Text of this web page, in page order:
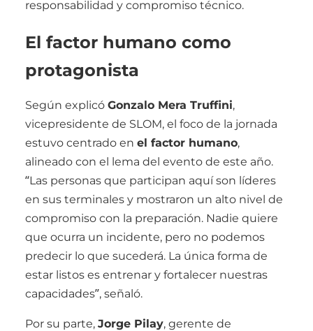
responsabilidad y compromiso técnico.
El factor humano como
protagonista
Según explicó Gonzalo Mera Truffini,
vicepresidente de SLOM, el foco de la jornada
estuvo centrado en el factor humano,
alineado con el lema del evento de este año.
“Las personas que participan aquí son líderes
en sus terminales y mostraron un alto nivel de
compromiso con la preparación. Nadie quiere
que ocurra un incidente, pero no podemos
predecir lo que sucederá. La única forma de
estar listos es entrenar y fortalecer nuestras
capacidades”, señaló.
Por su parte, Jorge Pilay, gerente de